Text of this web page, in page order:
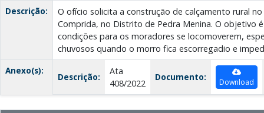
Descrição:
O ofício solicita a construção de calçamento rural
Comprida, no Distrito de Pedra Menina. O objetivo
condições para os moradores se locomoverem,
chuvosos quando o morro fica escorregadio e
Anexo(s):
Descrição:
Ata
408/2022
Documento: Download